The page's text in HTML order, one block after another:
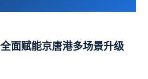
面赋能京唐港多场景升级